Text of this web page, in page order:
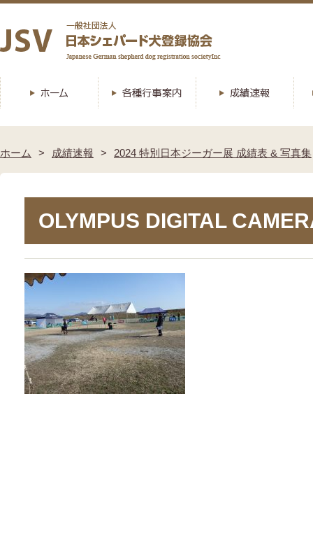
ホーム 成績速報 2024 特別日本ジーガー展 成績表 & 写真集
OLYMPUS DIGITAL